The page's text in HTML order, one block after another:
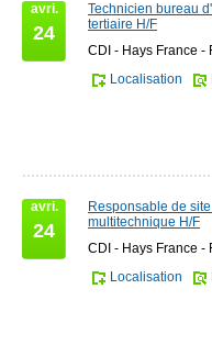
avri.
24
Technicien bureau
tertiaire H/F
CDI - Hays France -
Localisation
avri.
24
Responsable de
multitechnique H/F
CDI - Hays France -
Localisation